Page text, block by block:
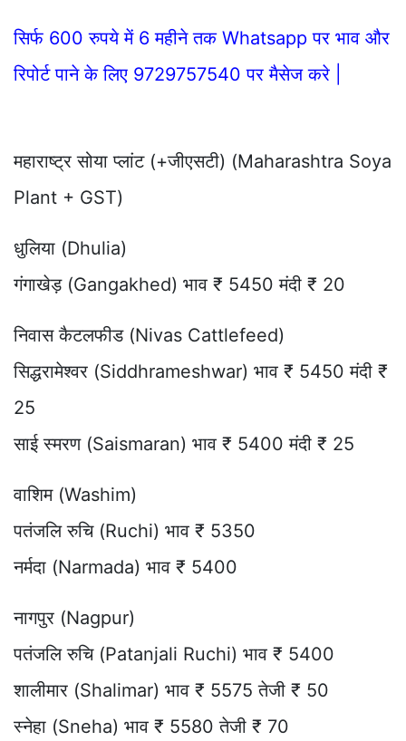
सिर्फ 600 रुपये में 6 महीने तक Whatsapp पर भाव और
रिपोर्ट पाने के लिए 9729757540 पर मैसेज करे |
महाराष्ट्र सोया प्लांट (+जीएसटी) (Maharashtra Soya
Plant + GST)
धुलिया (Dhulia)
गंगाखेड़ (Gangakhed) भाव ₹ 5450 मंदी ₹ 20
निवास कैटलफीड (Nivas Cattlefeed)
सिद्धरामेश्वर (Siddhrameshwar) भाव ₹ 5450 मंदी ₹
25
साई स्मरण (Saismaran) भाव ₹ 5400 मंदी ₹ 25
वाशिम (Washim)
पतंजलि रुचि (Ruchi) भाव ₹ 5350
नर्मदा (Narmada) भाव ₹ 5400
नागपुर (Nagpur)
पतंजलि रुचि (Patanjali Ruchi) भाव ₹ 5400
शालीमार (Shalimar) भाव ₹ 5575 तेजी ₹ 50
स्नेहा (Sneha) भाव ₹ 5580 तेजी ₹ 70